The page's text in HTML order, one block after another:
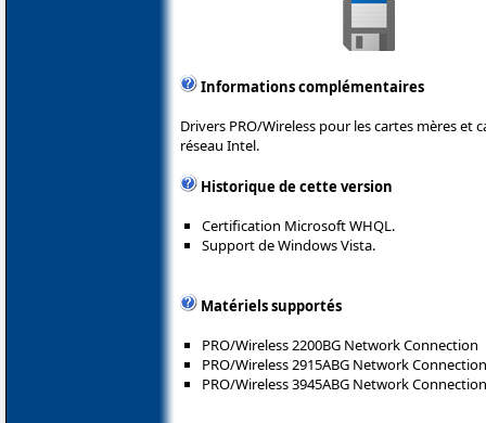
Informations complémentaires
Drivers PRO/Wireless pour les cartes mères
réseau Intel.
Historique de cette version
Certification Microsoft WHQL.
Support de Windows Vista.
Matériels supportés
PRO/Wireless 2200BG Network Connection
PRO/Wireless 2915ABG Network Connection
PRO/Wireless 3945ABG Network Connection